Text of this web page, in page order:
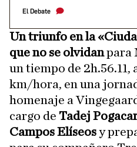
El Debate
Un triunfo en la
que no se olvidanpara
un tiempo de 2h.56.11,
km/hora, en una
homenaje a
cargo de Tadej
Campos Elíseosy